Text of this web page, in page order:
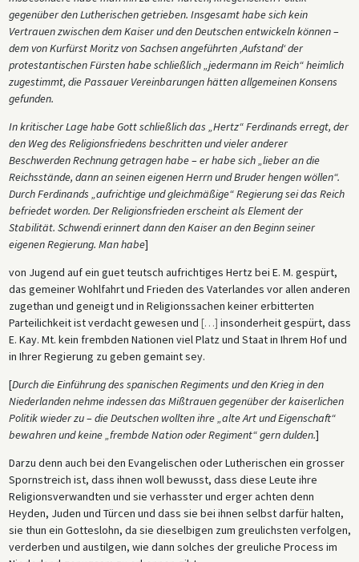
gegenüber den Lutherischen getrieben. Insgesamt habe sich kein
Vertrauen zwischen dem Kaiser und den Deutschen entwickeln können–
dem von Kurfürst Moritz von Sachsen angeführten ‚Aufstand‘ der
protestantischen Fürsten habe schließlich „jedermann im Reich“ heimlich
zugestimmt, die Passauer Vereinbarungen hätten allgemeinen Konsens
gefunden.
In kritischer Lage habe Gott schließlich das „Hertz“ Ferdinands erregt, der
den Weg des Religionsfriedens beschritten und vieler anderer
Beschwerden Rechnung getragen habe–er habe sich „lieber an die
Reichsstände, dann an seinen eigenen Herrn und Bruder hengen wöllen“.
Durch Ferdinands „aufrichtige und gleichmäßige“ Regierung sei das Reich
befriedet worden. Der Religionsfrieden erscheint als Element der
Stabilität. Schwendi erinnert dann den Kaiser an den Beginn seiner
eigenen Regierung. Man habe]
von Jugend auf ein guet teutsch aufrichtiges Hertz bei E. M. gespürt,
das gemeiner Wohlfahrt und Frieden des Vaterlandes vor allen anderen
zugethan und geneigt und in Religionssachen keiner erbitterten
Parteilichkeit ist verdacht gewesen und […] insonderheit gespürt, dass
E. Kay. Mt. kein frembden Nationen viel Platz und Staat in Ihrem Hof und
in Ihrer Regierung zu geben gemaint sey.
[Durch die Einführung des spanischen Regiments und den Krieg in den
Niederlanden nehme indessen das Mißtrauen gegenüber der kaiserlichen
Politik wieder zu–die Deutschen wollten ihre „alte Art und Eigenschaft“
bewahren und keine „frembde Nation oder Regiment“ gern dulden.]
Darzu denn auch bei den Evangelischen oder Lutherischen ein grosser
Spornstreich ist, dass ihnen woll bewusst, dass diese Leute ihre
Religionsverwandten und sie verhasster und erger achten denn
Heyden, Juden und Türcen und dass sie bei ihnen selbst darfür halten,
sie thun ein Gotteslohn, da sie dieselbigen zum greulichsten verfolgen,
verderben und austilgen, wie dann solches der greuliche Process im